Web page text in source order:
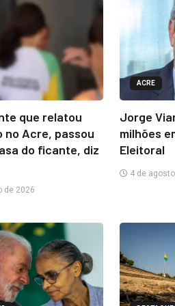
que relatou
no Acre, passou
do ficante, diz
de 2026
ACRE
Jorge
milhões
Eleitoral
4 de